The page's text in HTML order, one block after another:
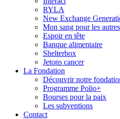
RYLA
New Exchange
Mon sang pour les autres
Espoir en tête
Banque alimentaire
Shelterbox
Jetons cancer
La Fondation
Découvrir notre
Programme Polio+
Bourses pour la paix
Les subventions
Contact